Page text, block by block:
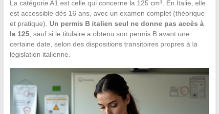
La catégorie A1 est celle qui concerne la 125 cm³. En Italie, elle
est accessible dès 16 ans, avec un examen complet (théorique
et pratique). Un permis B italien seul ne donne pas accès à
la 125, sauf si le titulaire a obtenu son permis B avant une
certaine date, selon des dispositions transitoires propres à la
législation italienne.